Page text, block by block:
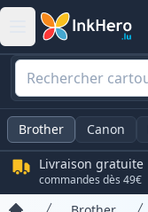
Brother Canon
Livraison gratuite
commandes dès 49€